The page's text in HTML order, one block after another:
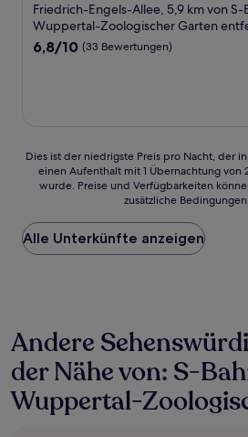
Friedrich-Engels-Allee, 5,9 km von
Wuppertal-Zoologischer Garten
6.8
6,8/10 (33 Bewertungen)
Dies
der
Preis
pro
Nacht,
24 Stunden
für
einen
mit
1 Übernachtung
Dies ist der niedrigste Preis pro Nacht, der
einen Aufenthalt mit 1 Übernachtung von
wurde. Preise und Verfügbarkeiten
zusätzliche
Alle Unterkünfte anzeigen
Andere
der Nähe von: S-
Wuppertal-